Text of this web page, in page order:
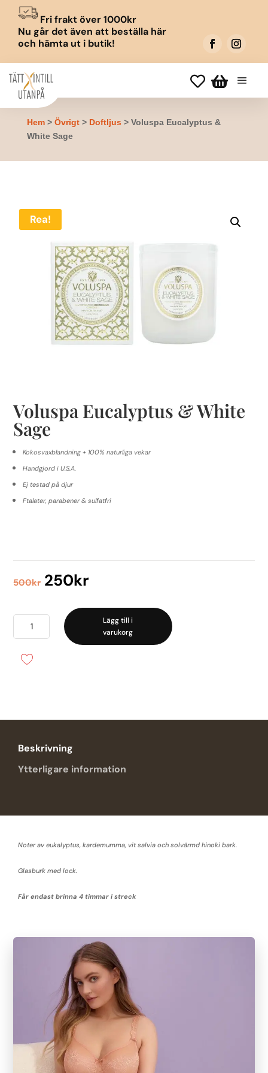
Fri frakt över 1000kr
Nu går det även att beställa här
och hämta ut i butik!
 
Hem> Övrigt> Doftljus > Voluspa Eucalyptus &
White Sage
Rea!
Voluspa Eucalyptus & White
Sage
Kokosvaxblandning + 100% naturliga vekar
Handgjord i U.S.A.
Ej testad på djur
Ftalater, parabener & sulfatfri
500kr Det
priset
var:
500kr.
250kr
priset
är:
250kr.
White
Lägg till i
varukorg
Beskrivning
Ytterligare information
Noter av eukalyptus, kardemumma, vit salvia och solvärmd hinoki bark.
Glasburk med lock.
Får endast brinna 4 timmar i streck